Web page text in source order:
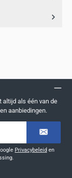
altijd als één van de
aanbiedingen.
Privacybeleid en